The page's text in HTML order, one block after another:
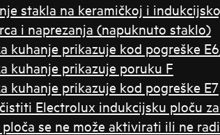
stakla na keramičkoj i
i naprezanja (napuknuto staklo)
kuhanje prikazuje kod pogreške
kuhanje prikazuje poruku F
kuhanje prikazuje kod pogreške E7
Electrolux indukcijsku ploču
ploča se ne može aktivirati ili ne radi